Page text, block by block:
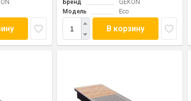
Бренд
GEKON
Модель
Eco
В корзину